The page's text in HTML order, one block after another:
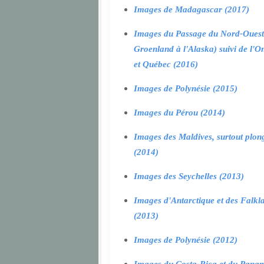
Images de Madagascar (2017)
Images du Passage du Nord-
Groenland à l'Alaska) suivi de
et Québec (2016)
Images de Polynésie (2015)
Images du Pérou (2014)
Images des Maldives, surtout
(2014)
Images des Seychelles (2013)
Images d'Antarctique et des
(2013)
Images de Polynésie (2012)